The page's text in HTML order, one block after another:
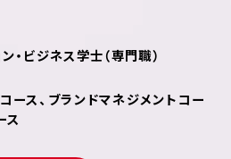
・ビジネス学士（専門職）
ース、ブランドマネジメントコー
ス